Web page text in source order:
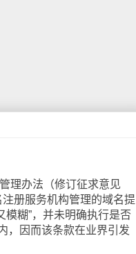
理办法（修订征求意见
册服务机构管理的域名提
糊”，并未明确执行是否
，因而该条款在业界引发